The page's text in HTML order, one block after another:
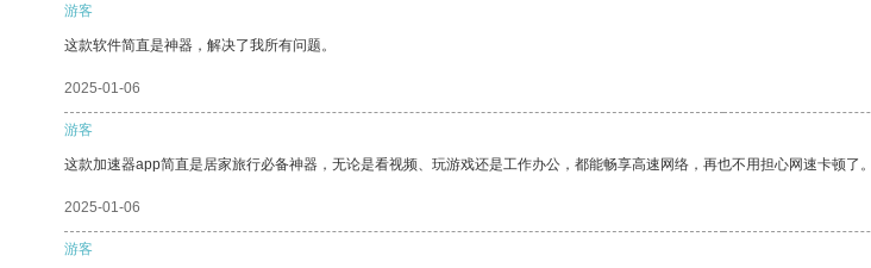
游客
这款软件简直是神器，解决了我所有问题。
2025-01-06
游客
这款加速器app简直是居家旅行必备神器，无论是看视频、玩游戏还是工作办公，都能畅享高速网络，再也不用担心网速卡顿
2025-01-06
游客